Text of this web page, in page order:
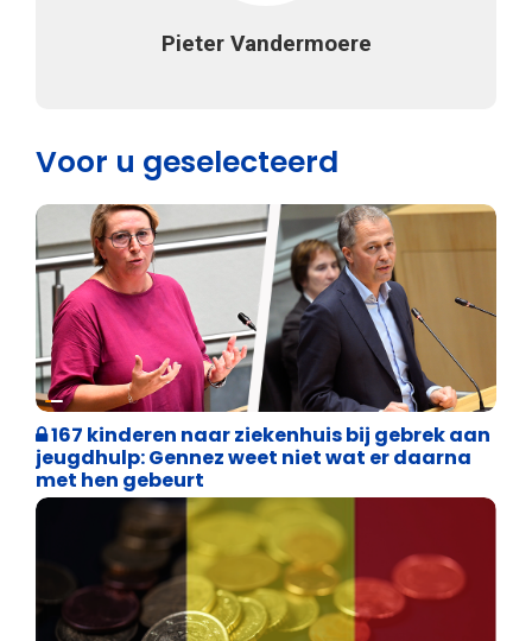
Pieter Vandermoere
Voor u geselecteerd
Binnenland politiek
167 kinderen naar ziekenhuis bij gebrek aan
jeugdhulp: Gennez weet niet wat er daarna
met hen gebeurt